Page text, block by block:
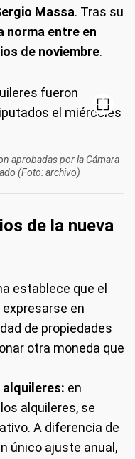
Massa. Tras su
norma entre en
de noviembre.
aprobadas por la Cámara
(Foto: archivo)
de la nueva
establece que el
en
de propiedades
otra moneda que
en
alquileres, se
A diferencia de
único ajuste anual,